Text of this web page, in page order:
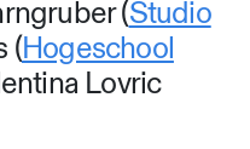
(Studio
(Hogeschool
Lovric